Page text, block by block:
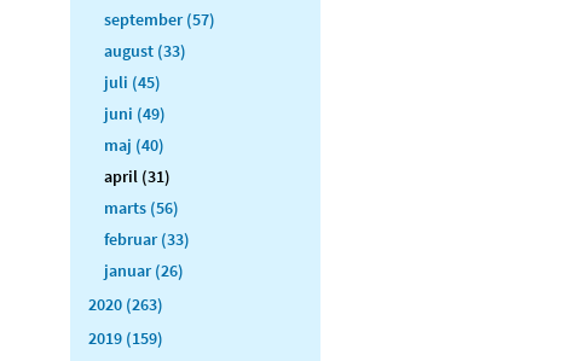
september (57)
august (33)
juli (45)
juni (49)
maj (40)
april (31)
marts (56)
februar (33)
januar (26)
2020 (263)
2019 (159)